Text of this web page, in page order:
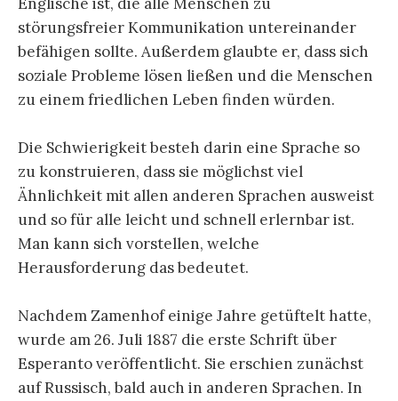
störungsfreier Kommunikation untereinander
befähigen sollte. Außerdem glaubte er, dass sich
soziale Probleme lösen ließen und die Menschen
zu einem friedlichen Leben finden würden.
Die Schwierigkeit besteh darin eine Sprache so
zu konstruieren, dass sie möglichst viel
Ähnlichkeit mit allen anderen Sprachen ausweist
und so für alle leicht und schnell erlernbar ist.
Man kann sich vorstellen, welche
Herausforderung das bedeutet.
Nachdem Zamenhof einige Jahre getüftelt hatte,
wurde am 26. Juli 1887 die erste Schrift über
Esperanto veröffentlicht. Sie erschien zunächst
auf Russisch, bald auch in anderen Sprachen. In